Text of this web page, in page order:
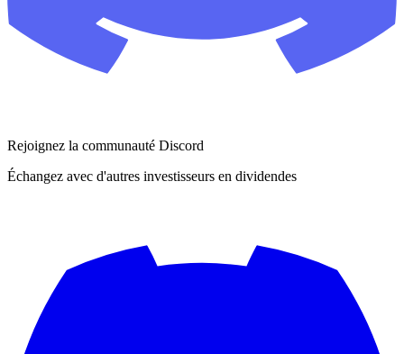
Rejoignez la communauté Discord
Échangez avec d'autres investisseurs en dividendes